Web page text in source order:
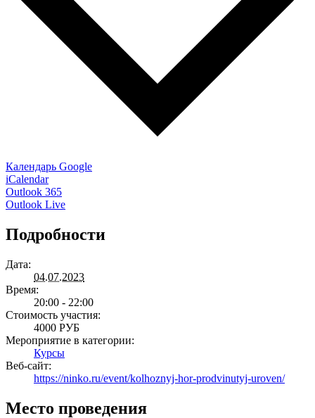
Календарь Google
iCalendar
Outlook 365
Outlook Live
Подробности
Дата:
04.07.2023
Время:
20:00 - 22:00
Стоимость участия:
4000 РУБ
Мероприятие в категории:
Курсы
Веб-сайт:
https://ninko.ru/event/kolhoznyj-hor-prodvinutyj-uroven/
Место проведения